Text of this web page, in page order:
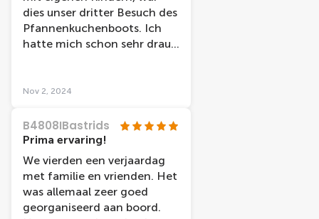
dies unser dritter Besuch des
Pfannenkuchenboots. Ich
hatte mich schon sehr drauf
sagen: Es war super! Die
lecker und knusprig,
Toppings aller Art, lebhafte
Athmosphäre an Bord. Das
Bällebad war neben den Mini
Marshmallows das Highlight
für die Kinder und die
Erwachsenen hatten ein
Nov 2, 2024
B4808IBastrids
Prima ervaring!
We vierden een verjaardag
met familie en vrienden. Het
was allemaal zeer goed
georganiseerd aan boord.